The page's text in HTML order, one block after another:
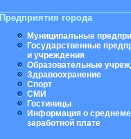
Предприятия города
Муниципальные
Государственные
и учреждения
Образовательные
Здравоохранение
Спорт
СМИ
Гостиницы
Информация о
заработной плате